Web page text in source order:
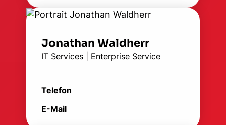
Jonathan Waldherr
IT Services | Enterprise Service
Telefon
E-Mail